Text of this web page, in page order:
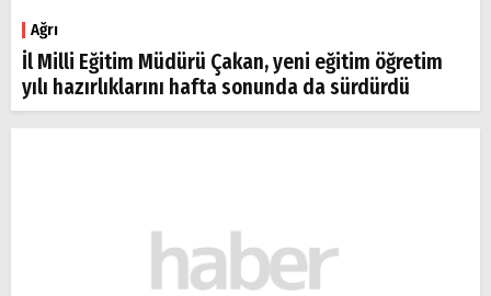
Ağrı
İl Milli Eğitim Müdürü Çakan, yeni eğitim öğretim
yılı hazırlıklarını hafta sonunda da sürdürdü